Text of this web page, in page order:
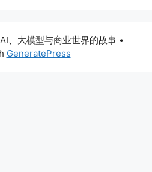
、大模型与商业世界的故事 •
GeneratePress